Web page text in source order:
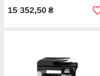
15 352,50 ₴